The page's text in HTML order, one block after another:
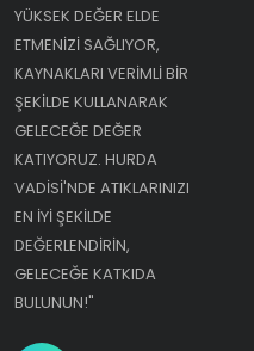
YÜKSEK DEĞER ELDE
ETMENIZI SAĞLIYOR,
KAYNAKLARI VERIMLI BIR
ŞEKILDE KULLANARAK
GELECEĞE DEĞER
KATIYORUZ. HURDA
VADISI'NDE ATIKLARINIZI
EN IYI ŞEKILDE
DEĞERLENDIRIN,
GELECEĞE KATKIDA
BULUNUN!"